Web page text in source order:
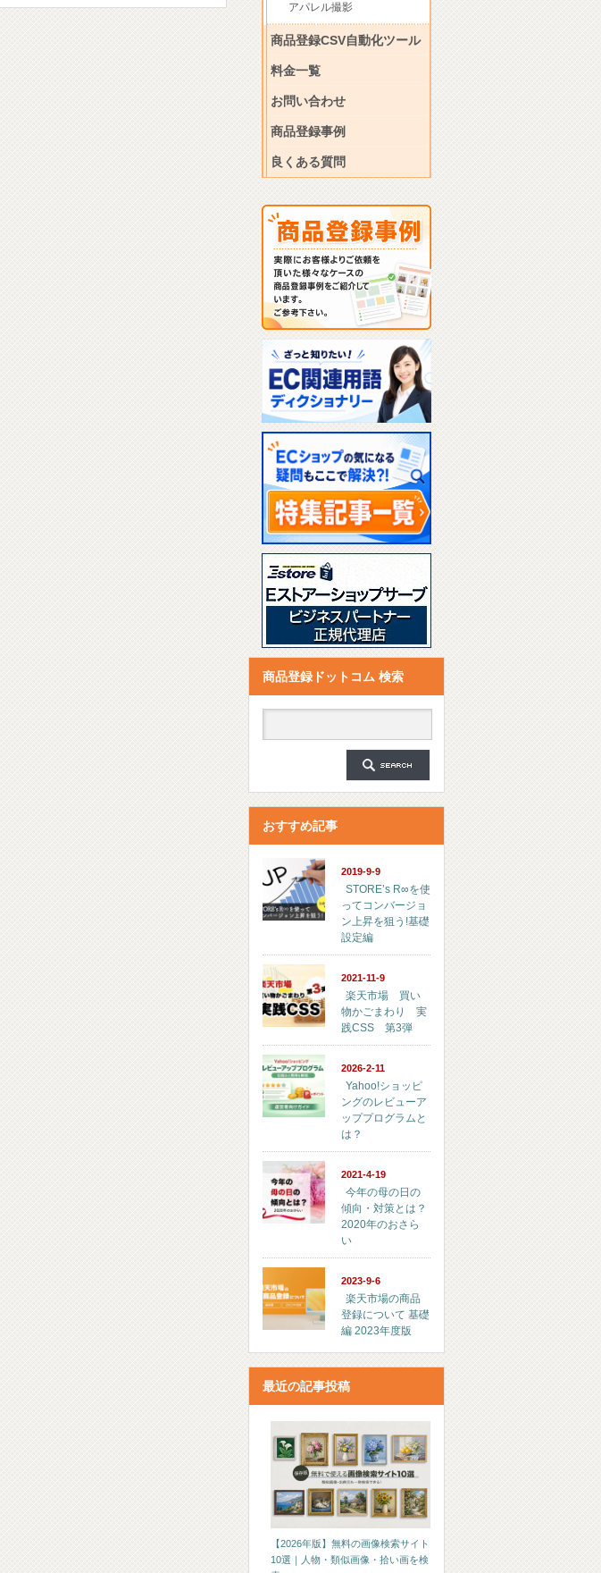
アパレル撮影
商品登録CSV自動化ツール
料金一覧
お問い合わせ
商品登録事例
良くある質問
商品登録ドットコム 検索
おすすめ記事
2019-9-9
STORE’s R∞を使
ってコンバージョ
ン上昇を狙う!基礎
設定編
2021-11-9
楽天市場 買い
物かごまわり 実
践CSS 第3弾
2026-2-11
Yahoo!ショッピ
ングのレビューア
ッププログラムと
は？
2021-4-19
今年の母の日の
傾向・対策とは？
2020年のおさら
い
2023-9-6
楽天市場の商品
登録について 基礎
編 2023年度版
最近の記事投稿
【2026年版】無料の画像検索サイト
10選｜人物・類似画像・拾い画を検